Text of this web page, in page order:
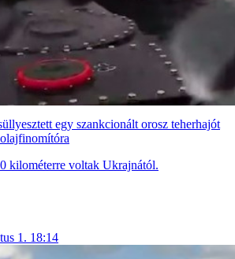
egy szankcionált orosz teherhajót
kilométerre voltak Ukrajnától.
1. 18:14